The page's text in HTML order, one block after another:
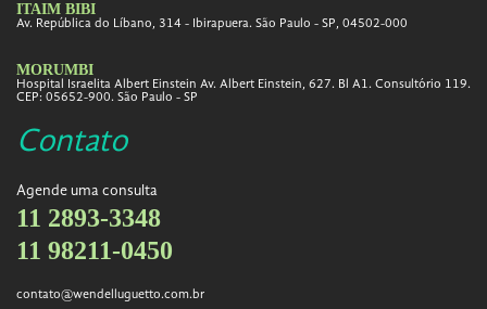
ITAIM BIBI
Av. República do Líbano, 314 - Ibirapuera. São Paulo - SP, 04502-000
MORUMBI
Hospital Israelita Albert Einstein Av. Albert Einstein, 627. Bl A1. Consultório 119.
CEP: 05652-900. São Paulo - SP
Contato
Agende uma consulta
11 2893-3348
11 98211-0450
contato@wendelluguetto.com.br